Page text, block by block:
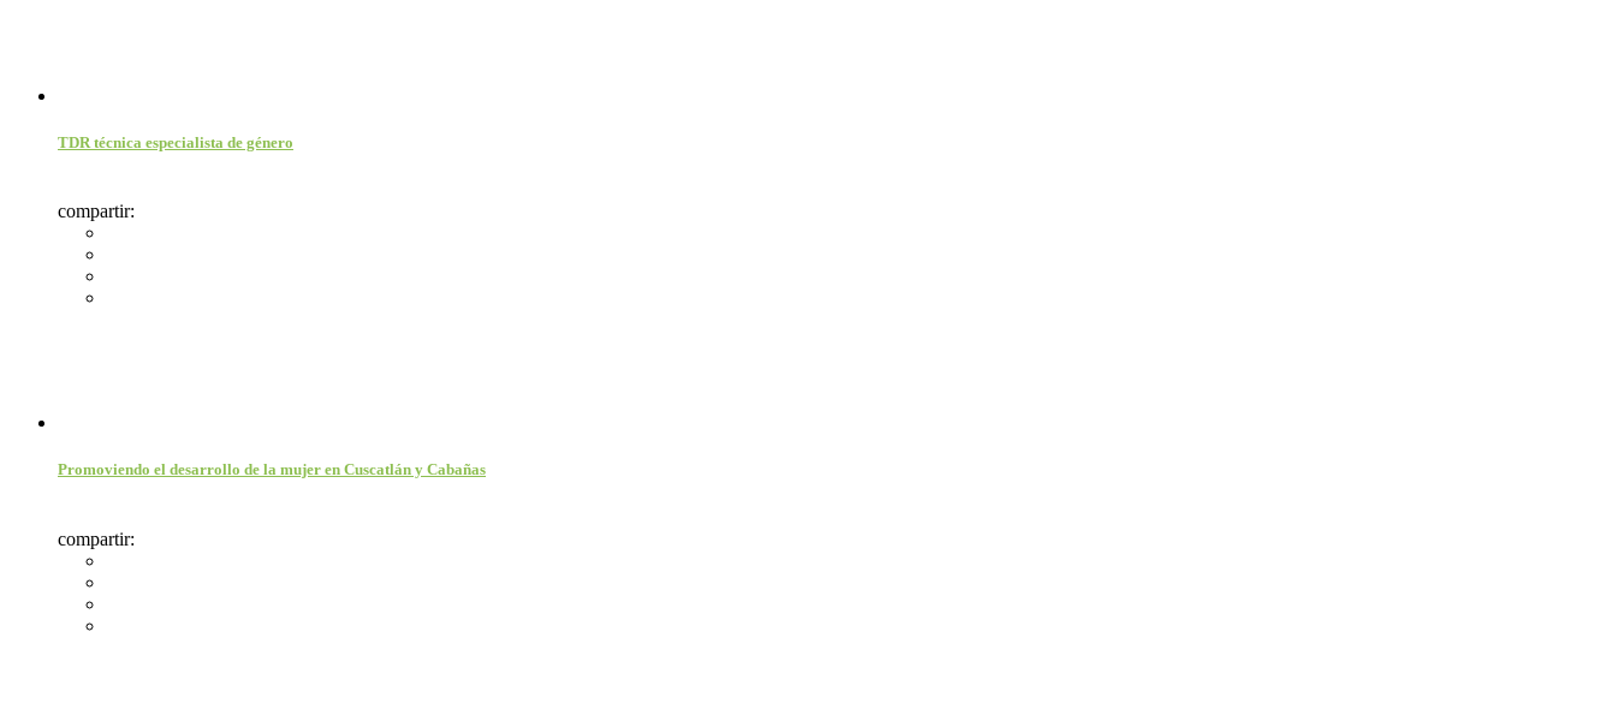
TDR técnica especialista de género
compartir:
Promoviendo el desarrollo de la mujer en Cuscatlán y Cabañas
compartir: